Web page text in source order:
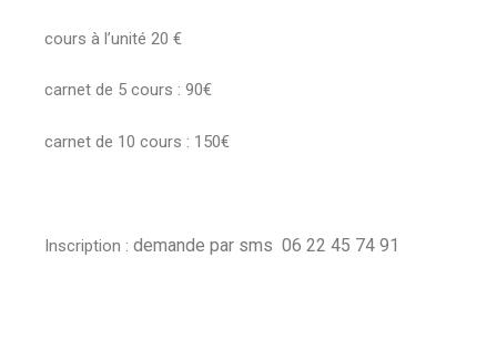
cours à l’unité 20 €
carnet de 5 cours : 90€
carnet de 10 cours : 150€
Inscription : demande par sms 06 22 45 74 91